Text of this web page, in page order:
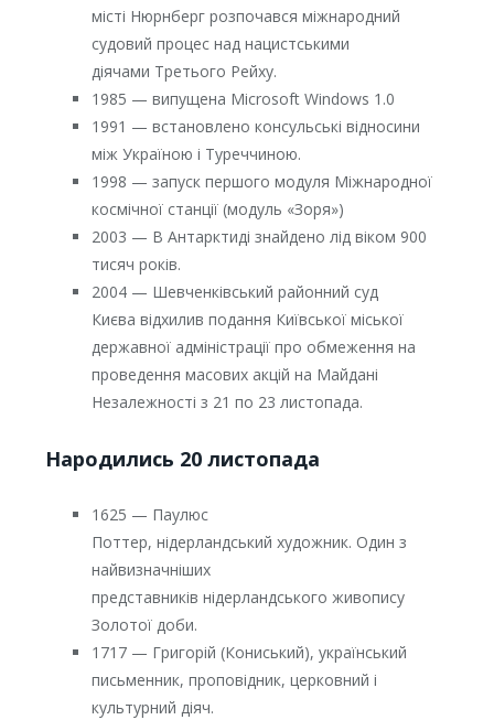
місті Нюрнберг розпочався міжнародний
судовий процес над нацистськими
діячами Третього Рейху.
1985 — випущена Microsoft Windows 1.0
1991 — встановлено консульські відносини
між Україною і Туреччиною.
1998 — запуск першого модуля Міжнародної
космічної станції (модуль «Зоря»)
2003 — В Антарктиді знайдено лід віком 900
тисяч років.
2004 — Шевченківський районний суд
Києва відхилив подання Київської міської
державної адміністрації про обмеження на
проведення масових акцій на Майдані
Незалежності з 21 по 23 листопада.
Народились 20 листопада
1625 — Паулюс
Поттер, нідерландський художник. Один з
найвизначніших
представників нідерландського живопису
Золотої доби.
1717 — Григорій (Кониський), український
письменник, проповідник, церковний і
культурний діяч.